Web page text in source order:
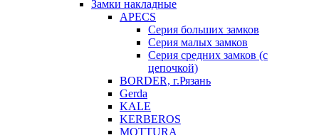
Замки накладные
APECS
Серия больших замков
Серия малых замков
Серия средних замков (с
цепочкой)
BORDER, г.Рязань
Gerda
KALE
KERBEROS
MOTTURA